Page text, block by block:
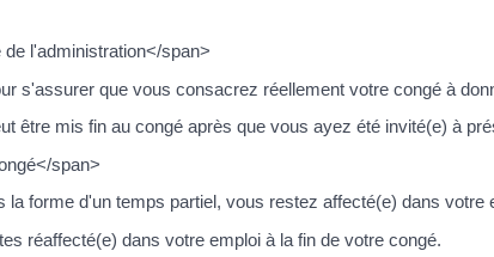
l'administration</span>
s'assurer que vous consacrez réellement votre congé à
être mis fin au congé après que vous ayez été invité(e) à
span>
forme d'un temps partiel, vous restez affecté(e) dans votre
réaffecté(e) dans votre emploi à la fin de votre congé.